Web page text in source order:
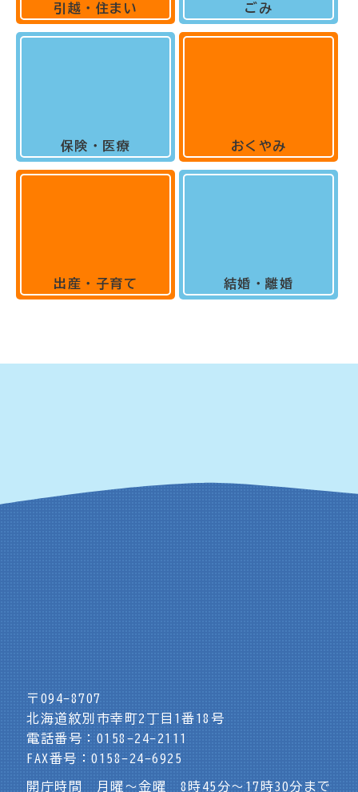
引越・住まい
保険・医療
出産・子育て
ごみ
おくやみ
結婚・離婚
〒094-8707
北海道紋別市幸町2丁目1番18号
電話番号：0158-24-2111
FAX番号：0158-24-6925
開庁時間 月曜～金曜 8時45分～17時30分まで